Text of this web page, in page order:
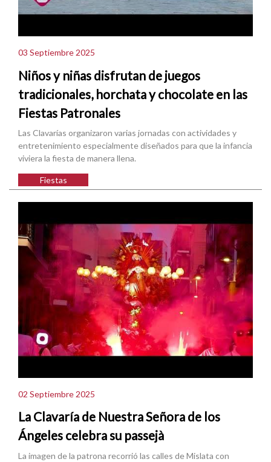
03 Septiembre 2025
Niños y niñas disfrutan de juegos
tradicionales, horchata y chocolate en las
Fiestas Patronales
Las Clavarías organizaron varias jornadas con actividades y
entretenimiento especialmente diseñados para que la infancia
viviera la fiesta de manera llena.
Fiestas
02 Septiembre 2025
La Clavaría de Nuestra Señora de los
Ángeles celebra su passejà
La imagen de la patrona recorrió las calles de Mislata con